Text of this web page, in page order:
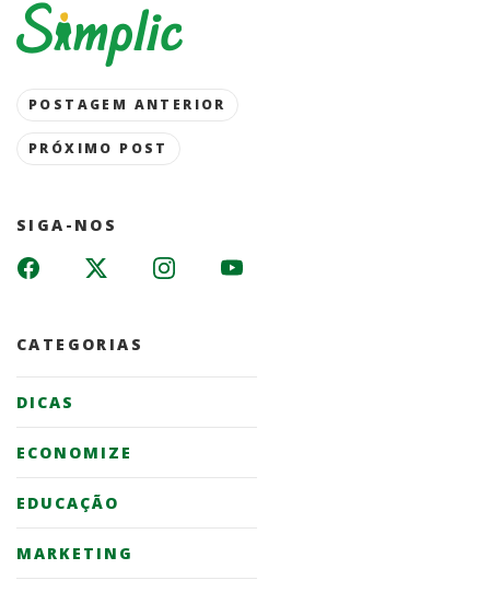
Post
navigation
POSTAGEM ANTERIOR
PRÓXIMO POST
SIGA-NOS
CATEGORIAS
DICAS
ECONOMIZE
EDUCAÇÃO
MARKETING